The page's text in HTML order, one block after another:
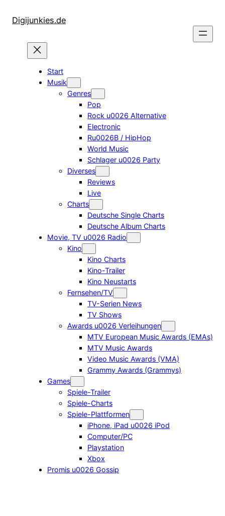
InhaltDigijunkies.de
Start
Musik
Genres
Pop
Rock u0026 Alternative
Electronic
Ru0026B / HipHop
World Music
Schlager u0026 Party
Diverses
Reviews
Live
Charts
Deutsche Single Charts
Deutsche Album Charts
Movie, TV u0026 Radio
Kino
Kino Charts
Kino-Trailer
Kino Neustarts
Fernsehen/TV
TV-Serien News
TV Shows
Awards u0026 Verleihungen
MTV European Music Awards (EMAs)
MTV Music Awards
Video Music Awards (VMA)
Grammy Awards (Grammys)
Games
Spiele-Trailer
Spiele-Charts
Spiele-Plattformen
iPhone, iPad u0026 iPod
Computer/PC
Playstation
Xbox
Promis u0026 Gossip